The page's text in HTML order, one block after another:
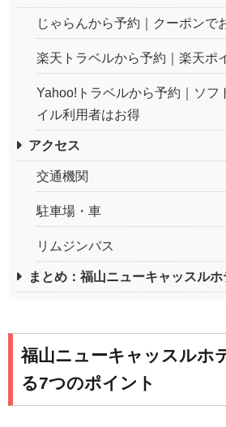
じゃらんから予約｜クーポンで
楽天トラベルから予約｜楽天ポ
Yahoo!トラベルから予約｜ソフ
イル利用者はお得
アクセス
交通機関
駐車場・車
リムジンバス
まとめ：福山ニューキャッスル
福山ニューキャッスルホ
る7つのポイント